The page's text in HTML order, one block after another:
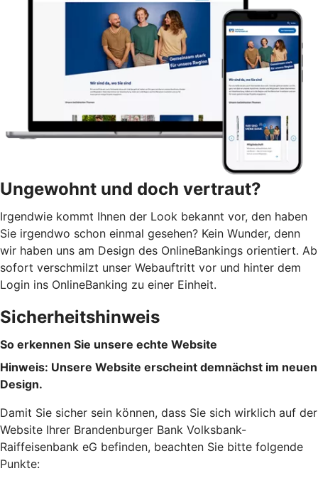
Ungewohnt und doch vertraut?
Irgendwie kommt Ihnen der Look bekannt vor, den haben
Sie irgendwo schon einmal gesehen? Kein Wunder, denn
wir haben uns am Design des OnlineBankings orientiert. Ab
sofort verschmilzt unser Webauftritt vor und hinter dem
Login ins OnlineBanking zu einer Einheit.
Sicherheitshinweis
So erkennen Sie unsere echte Website
Hinweis: Unsere Website erscheint demnächst im neuen
Design.
Damit Sie sicher sein können, dass Sie sich wirklich auf der
Website Ihrer Brandenburger Bank Volksbank-
Raiffeisenbank eG befinden, beachten Sie bitte folgende
Punkte: